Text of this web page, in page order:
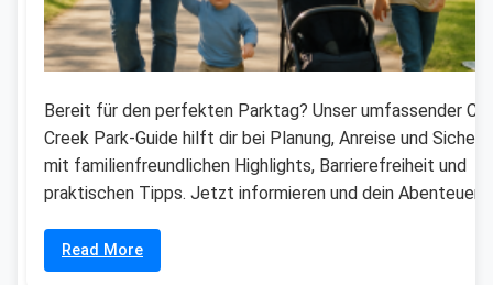
Bereit für den perfekten Parktag? Unser umfassender
Creek Park-Guide hilft dir bei Planung, Anreise und
mit familienfreundlichen Highlights, Barrierefreiheit und
praktischen Tipps. Jetzt informieren und dein Abenteuer
Read More